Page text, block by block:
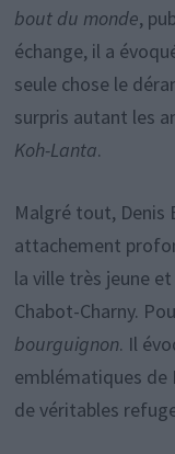
bout du monde,
échange, il a
seule chose le
surpris autant les
Koh-Lanta.
Malgré tout, Denis
attachement
la ville très jeune
Chabot-Charny.
bourguignon. Il
emblématiques de
de véritables